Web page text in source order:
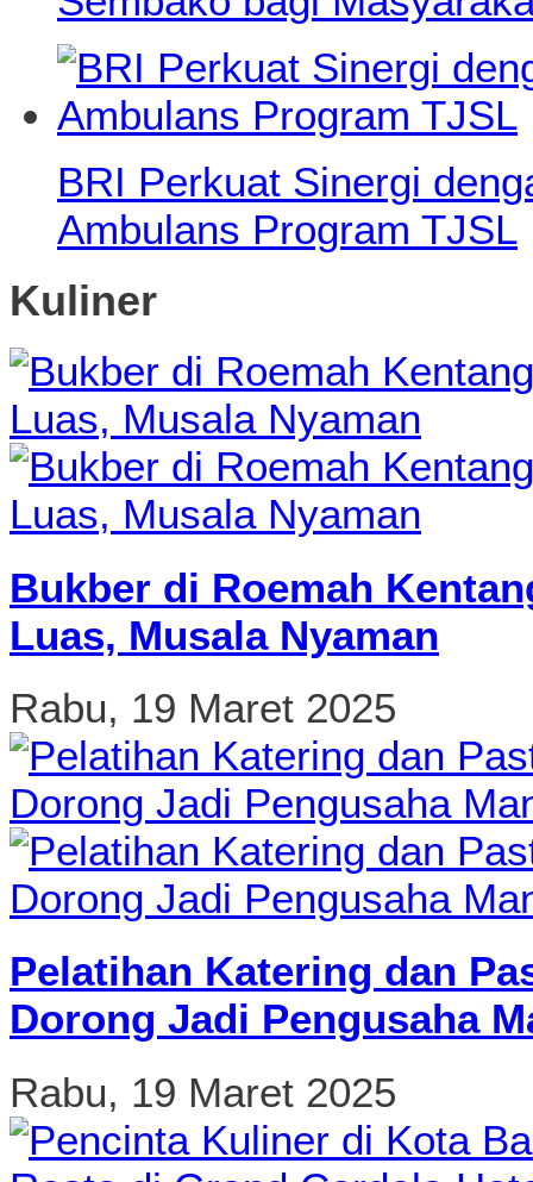
BRI Perkuat Sinergi
Ambulans Program TJSL
Kuliner
Bukber di Roemah
Luas, Musala Nyaman
Rabu, 19 Maret 2025
Pelatihan Katering dan
Dorong Jadi Pengusaha
Rabu, 19 Maret 2025